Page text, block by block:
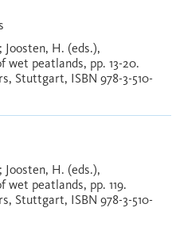
Joosten, H. (eds.),
wet peatlands, pp. 13-20.
Stuttgart, ISBN 978-3-510-
Joosten, H. (eds.),
peatlands, pp. 119.
Stuttgart, ISBN 978-3-510-